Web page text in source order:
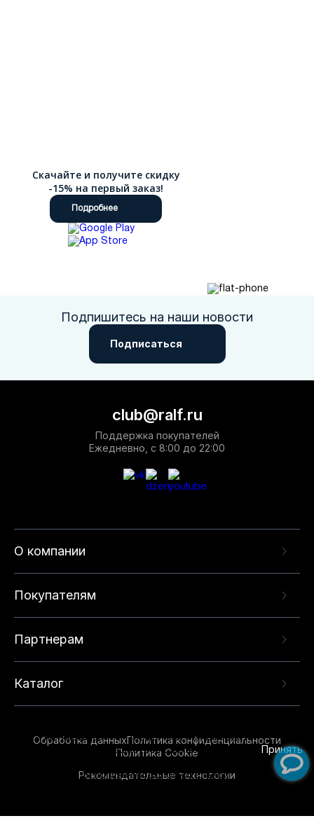
Скачайте и получите скидку
-15% на первый заказ!
Подробнее
Подпишитесь на наши новости
Подписаться
О компании
Покупателям
Партнерам
Каталог
club@ralf.ru
Поддержка покупателей
Ежедневно, с 8:00 до 22:00
Обработка данныхПолитика конфиденциальности
Политика Cookie
Рекомендательные технологии
опыта на нашем сайте. Продолжая использовать
данный сайт, вы соглашаетесь с использованием
технологий. Для получения дополнительной
Принять